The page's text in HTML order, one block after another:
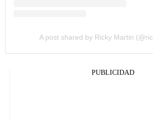
A post shared by Ricky Martin
PUBLICIDAD